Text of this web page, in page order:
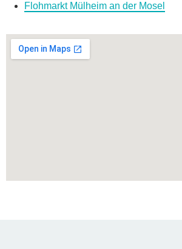
Flohmarkt Mülheim an der Mosel